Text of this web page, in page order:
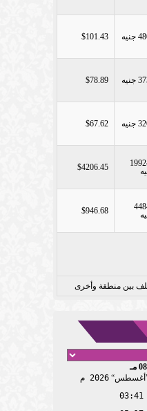
$101.43
$78.89
$67.62
$4206.45
$946.68
بين منطقة وأخرى
مـ
أغسطس 2026 م
03:41